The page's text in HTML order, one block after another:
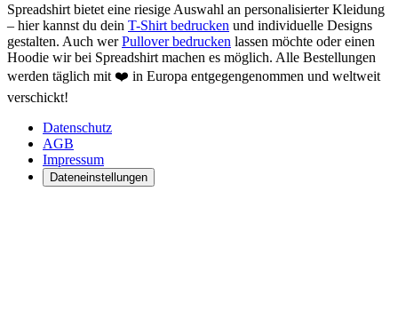
Spreadshirt bietet eine riesige Auswahl an personalisierter Kleidung
– hier kannst du dein T-Shirt bedrucken und individuelle Designs
gestalten. Auch werPullover bedrucken lassen möchte oder einen
Hoodie wir bei Spreadshirt machen es möglich. Alle Bestellungen
werden täglich mit ❤️ in Europa entgegengenommen und weltweit
verschickt!
Datenschutz
AGB
Impressum
Dateneinstellungen